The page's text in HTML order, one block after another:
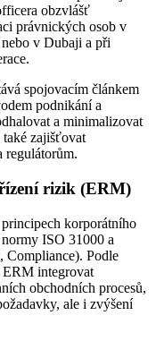
obzvlášť
právnických osob v
v Dubaji a při
spojovacím článkem
podnikání a
a minimalizovat
zajišťovat
regulátorům.
rizik (ERM)
korporátního
ISO 31000 a
Compliance). Podle
integrovat
obchodních procesů,
ale i zvýšení